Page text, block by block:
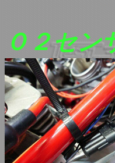
Ｏ２セン